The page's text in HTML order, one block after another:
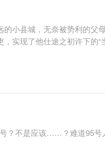
小县城，无奈被势利的
现了他仕途之初许下的“
？不是应该……？难道95号